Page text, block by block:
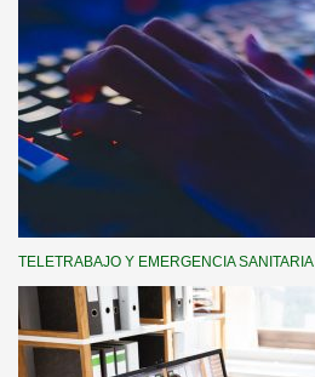
TELETRABAJO Y EMERGENCIA SANITARIA